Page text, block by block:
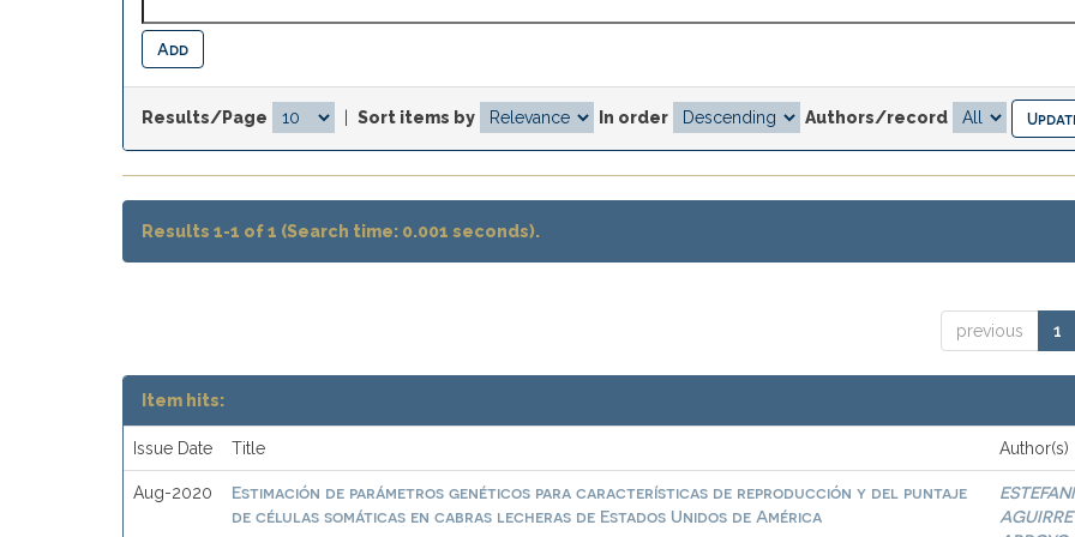
Results/Page Sort items by In order Authors/record
Results 1-1 of 1 (Search time: 0.001 seconds).
previous 1
Item hits:
Issue Date Title Author(s)
Aug-2020
Estimación de parámetros genéticos para características de reproducción y del puntaje
de células somáticas en cabras lecheras de Estados Unidos de América
AGUIRRE